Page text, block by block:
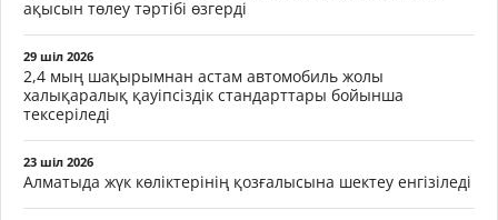
ақысын төлеу тәртібі өзгерді
29 шіл 2026
2,4 мың шақырымнан астам автомобиль жолы
халықаралық қауіпсіздік стандарттары бойынша
тексеріледі
23 шіл 2026
Алматыда жүк көліктерінің қозғалысына шектеу енгізіледі